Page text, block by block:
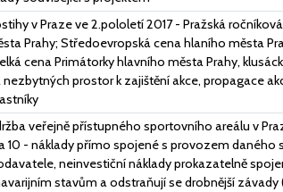
v Praze ve 2.pololetí 2017 - Pražská
Prahy; Středoevropská cena hlaního města
cena Primátorky hlavního města Prahy,
prostor k zajištění akce, propagace
veřejně přístupného sportovního areálu v
10 - náklady přímo spojené s provozem
neinvestiční náklady prokazatelně
stavům a odstraňují se drobnější